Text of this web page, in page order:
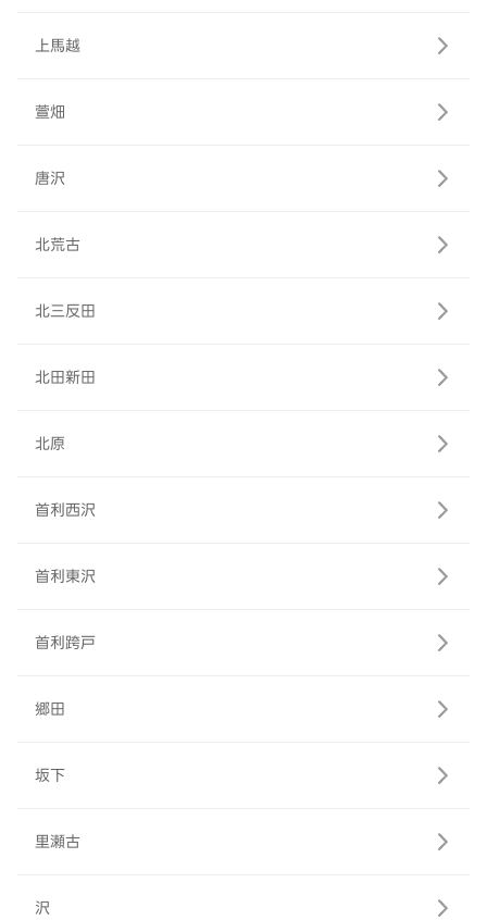
上馬越
萱畑
唐沢
北荒古
北三反田
北田新田
北原
首利西沢
首利東沢
首利跨戸
郷田
坂下
里瀬古
沢